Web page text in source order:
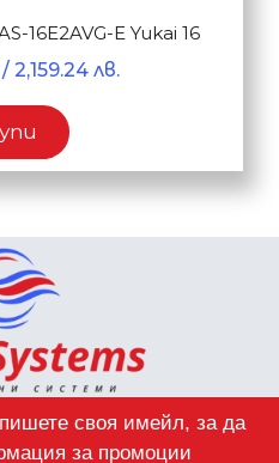
16E2AVG-E Yukai 16
/ 2,159.24 лв.
своя имейл, за да
за промоции